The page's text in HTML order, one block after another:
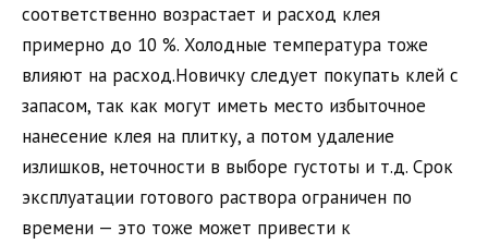
соответственно возрастает и расход клея
примерно до 10 %. Холодные температура тоже
влияют на расход.Новичку следует покупать клей с
запасом, так как могут иметь место избыточное
нанесение клея на плитку, а потом удаление
излишков, неточности в выборе густоты и т.д. Срок
эксплуатации готового раствора ограничен по
времени — это тоже может привести к